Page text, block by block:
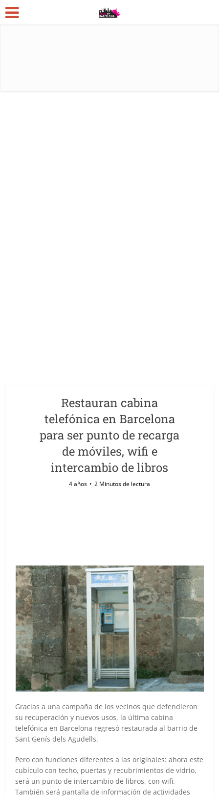
Restauran cabina
telefónica en Barcelona
para ser punto de recarga
de móviles, wifi e
intercambio de libros
4 años 2 Minutos de lectura
Gracias a una campaña de los vecinos que defendieron
su recuperación y nuevos usos, la última cabina
telefónica en Barcelona regresó restaurada al barrio de
Sant Genís dels Agudells.
Pero con funciones diferentes a las originales: ahora este
cubículo con techo, puertas y recubrimientos de vidrio,
será un punto de intercambio de libros, con wifi.
También será pantalla de información de actividades